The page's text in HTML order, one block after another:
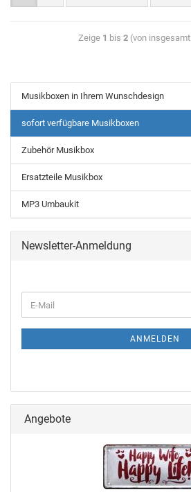
Zeige 1 bis 2(von insgesamt
Musikboxen in Ihrem Wunschdesign
sofort verfügbare Musikboxen
Zubehör Musikbox
Ersatzteile Musikbox
MP3 Umbaukit
Newsletter-Anmeldung
ANMELDEN
Angebote